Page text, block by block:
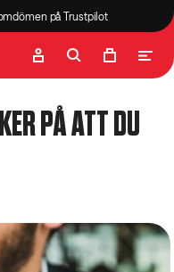
på Trustpilot
PÅ ATT DU